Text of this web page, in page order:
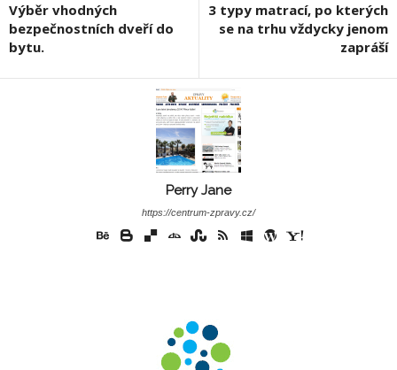
Výběr vhodných
bezpečnostních dveří do
bytu.
3 typy matrací, po kterých
se na trhu vždycky jenom
zapráší
Perry Jane
https://centrum-zpravy.cz/